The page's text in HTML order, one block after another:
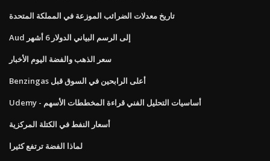
تاريخ معدلات الضرائب الموزعة في المملكة المتحدة
Aud إلى الرسم البياني الدولار 6 أشهر
سعر الذهب والفضة اليوم الأخبار
Benzingas أعلى الرابحين في السوق قبل
Udemy - أساسيات التحليل الفني قراءة المخططات الأسهم
أسعار النفط في الكتلة المركزية
لماذا الفضة ترتفع كثيرا